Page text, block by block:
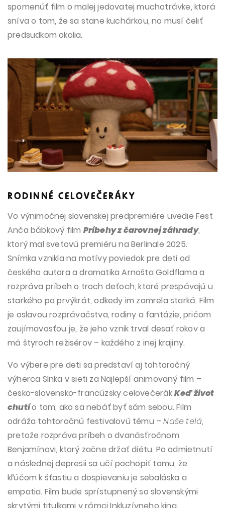
spomenúť film o malej jedovatej muchotrávke, ktorá
sníva o tom, že sa stane kuchárkou, no musí čeliť
predsudkom okolia.
RODINNÉ CELOVEČERÁKY
Vo výnimočnej slovenskej predpremiére uvedie Fest
Anča bábkový film Príbehy z čarovnej záhrady,
ktorý mal svetovú premiéru na Berlinale 2025.
Snímka vznikla na motívy poviedok pre deti od
českého autora a dramatika Arnošta Goldflama a
rozpráva príbeh o troch deťoch, ktoré prespávajú u
starkého po prvýkrát, odkedy im zomrela starká. Film
je oslavou rozprávačstva, rodiny a fantázie, pričom
zaujímavosťou je, že jeho vznik trval desať rokov a
má štyroch režisérov – každého z inej krajiny.
Vo výbere pre deti sa predstaví aj tohtoročný
výherca Slnka v sieti za Najlepší animovaný film –
česko-slovensko-francúzsky celovečerákKeď život
chutío tom, ako sa nebáť byť sám sebou. Film
odráža tohtoročnú festivalovú tému –Naše telá,
pretože rozpráva príbeh o dvanásťročnom
Benjamínovi, ktorý začne držať diétu. Po odmietnutí
a následnej depresii sa učí pochopiť tomu, že
kľúčom k šťastiu a dospievaniu je sebaláska a
empatia. Film bude sprístupnený so slovenskými
skrytými titulkami v rámci Inkluzívneho kina.